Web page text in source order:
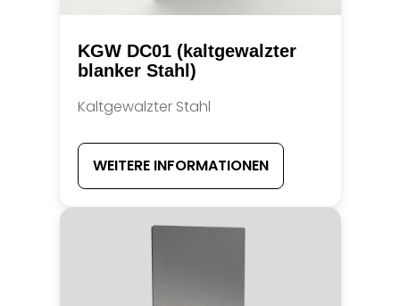
KGW DC01 (kaltgewalzter
blanker Stahl)
Kaltgewalzter Stahl
WEITERE INFORMATIONEN